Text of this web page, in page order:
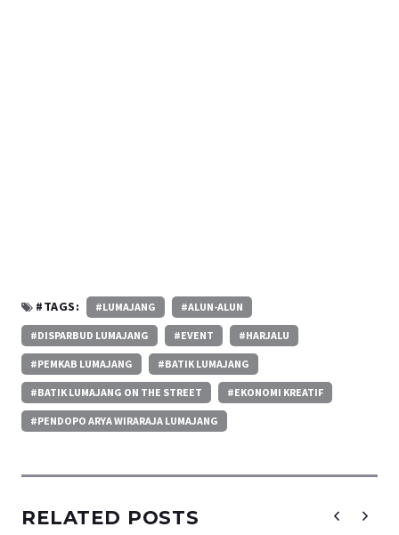
#TAGS: #LUMAJANG #ALUN-ALUN
#DISPARBUD LUMAJANG #EVENT #HARJALU
#PEMKAB LUMAJANG #BATIK LUMAJANG
#BATIK LUMAJANG ON THE STREET #EKONOMI KREATIF
#PENDOPO ARYA WIRARAJA LUMAJANG
RELATED POSTS